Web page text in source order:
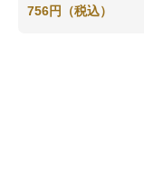
756円（税込）